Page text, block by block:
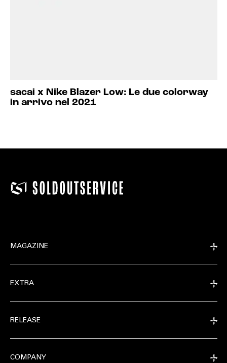
sacai x Nike Blazer Low: Le due colorway
in arrivo nel 2021
MAGAZINE
EXTRA
RELEASE
COMPANY